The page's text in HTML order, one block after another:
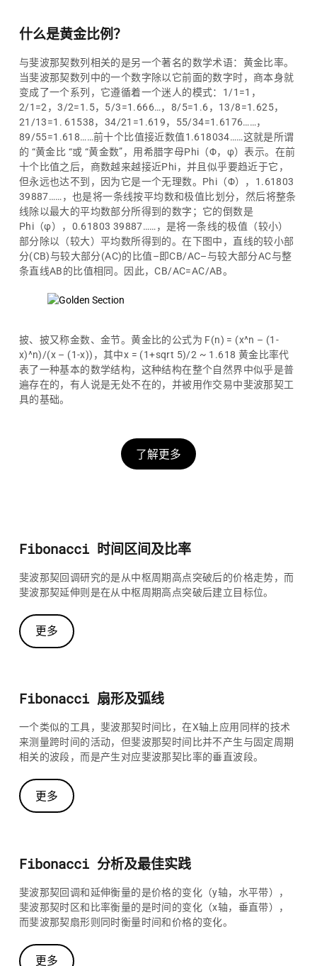
什么是黄金比例？
与斐波那契数列相关的是另一个著名的数学术语：黄金比率。
当斐波那契数列中的一个数字除以它前面的数字时，商本身就
变成了一个系列，它遵循着一个迷人的模式：1/1=1，
2/1=2，3/2=1.5，5/3=1.666…，8/5=1.6，13/8=1.625，
21/13=1. 61538，34/21=1.619，55/34=1.6176……，
89/55=1.618……前十个比值接近数值1.618034……这就是所谓
的 “黄金比 “或 “黄金数”，用希腊字母Phi（Φ，φ）表示。在前
十个比值之后，商数越来越接近Phi，并且似乎要趋近于它，
但永远也达不到，因为它是一个无理数。Phi（Φ），1.61803
39887……，也是将一条线按平均数和极值比划分，然后将整条
线除以最大的平均数部分所得到的数字；它的倒数是
Phi（φ），0.61803 39887……，是将一条线的极值（较小）
部分除以（较大）平均数所得到的。在下图中，直线的较小部
分(CB)与较大部分(AC)的比值–即CB/AC–与较大部分AC与整
条直线AB的比值相同。因此，CB/AC=AC/AB。
披、披又称金数、金节。黄金比的公式为 F(n) = (x^n – (1-
x)^n)/(x – (1-x))，其中x = (1+sqrt 5)/2 ~ 1.618 黄金比率代
表了一种基本的数学结构，这种结构在整个自然界中似乎是普
遍存在的，有人说是无处不在的，并被用作交易中斐波那契工
具的基础。
了解更多
Fibonacci 时间区间及比率
斐波那契回调研究的是从中枢周期高点突破后的价格走势，而
斐波那契延伸则是在从中枢周期高点突破后建立目标位。
更多
Fibonacci 扇形及弧线
一个类似的工具，斐波那契时间比，在X轴上应用同样的技术
来测量跨时间的活动，但斐波那契时间比并不产生与固定周期
相关的波段，而是产生对应斐波那契比率的垂直波段。
更多
Fibonacci 分析及最佳实践
斐波那契回调和延伸衡量的是价格的变化（y轴，水平带），
斐波那契时区和比率衡量的是时间的变化（x轴，垂直带），
而斐波那契扇形则同时衡量时间和价格的变化。
更多